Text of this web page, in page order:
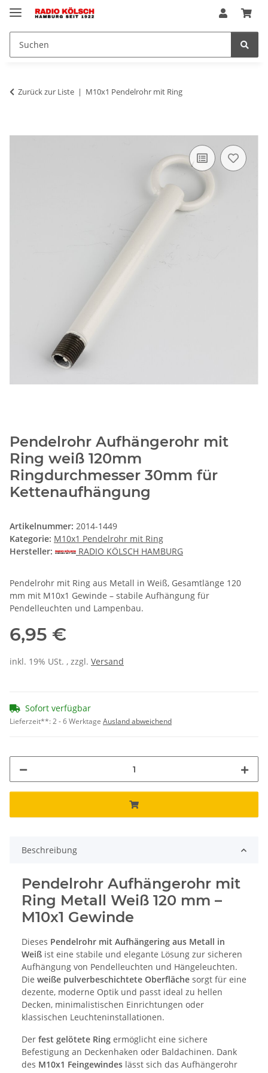
Zurück zur Liste M10x1 Pendelrohr mit Ring
Pendelrohr Aufhängerohr mit
Ring weiß 120mm
Ringdurchmesser 30mm für
Kettenaufhängung
Artikelnummer: 2014-1449
Kategorie: M10x1 Pendelrohr mit Ring
Hersteller:
RADIO KÖLSCH HAMBURG
Pendelrohr mit Ring aus Metall in Weiß, Gesamtlänge 120
mm mit M10x1 Gewinde – stabile Aufhängung für
Pendelleuchten und Lampenbau.
6,95 €
inkl. 19% USt. , zzgl. Versand
Sofort verfügbar
Lieferzeit**:2 - 6 Werktage Ausland abweichend
Beschreibung
Pendelrohr Aufhängerohr mit
Ring Metall Weiß 120 mm –
M10x1 Gewinde
Dieses Pendelrohr mit Aufhängering aus Metall in
Weiß ist eine stabile und elegante Lösung zur sicheren
Aufhängung von Pendelleuchten und Hängeleuchten.
Die weiße pulverbeschichtete Oberfläche sorgt für eine
dezente, moderne Optik und passt ideal zu hellen
Decken, minimalistischen Einrichtungen oder
klassischen Leuchteninstallationen.
Der fest gelötete Ring ermöglicht eine sichere
Befestigung an Deckenhaken oder Baldachinen. Dank
des M10x1 Feingewindes lässt sich das Aufhängerohr